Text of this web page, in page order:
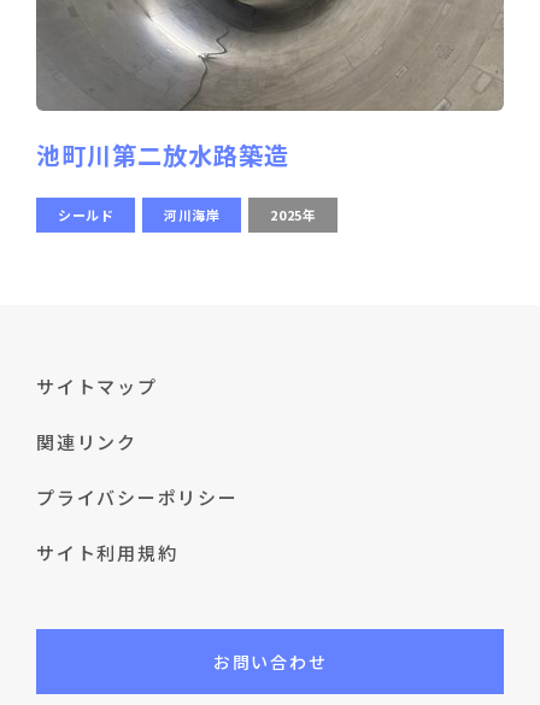
池町川第二放水路築造
シールド 河川海岸 2025年
サイトマップ
関連リンク
プライバシーポリシー
サイト利用規約
お問い合わせ